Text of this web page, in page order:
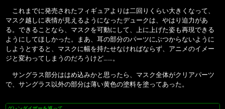
これまでに発売されたフィギュアよりは二回りくらい大きくなって、
マスク越しに表情が見えるようになったデュークは、やはり迫力があ
る。できることなら、マスクを可動にして、上に上げた姿も再現できる
ようにしてほしかった。まあ、耳の部分のパーツにぶつからないように
しようとすると、マスクに幅を持たせなければならず、アニメのイメー
ジと変わってしまうのだろうけど……。
サングラス部分ははめ込みかと思ったら、マスク全体がクリアパーツ
で、サングラス以外の部分は薄い黄色の塗料を塗ってあった。